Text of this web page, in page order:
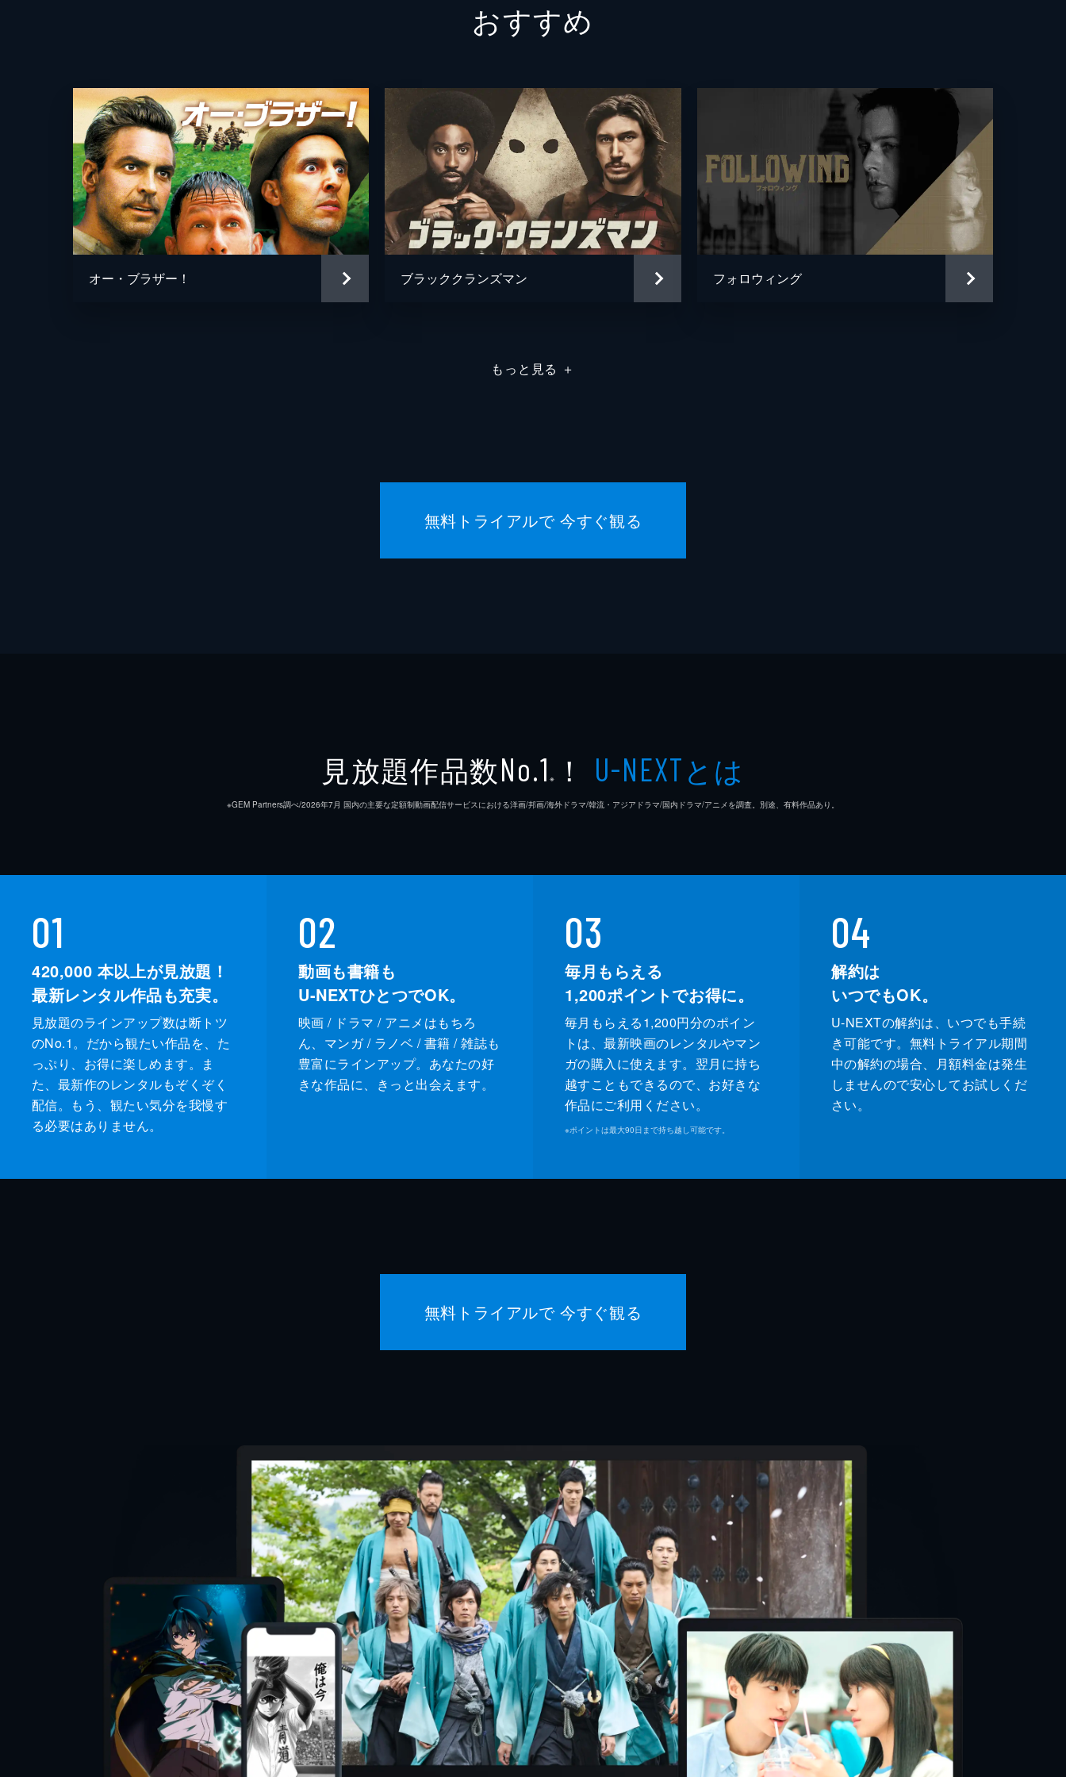
製作
ロバート・エガース
ロウレンソ・サンターナ
おすすめ
オー・ブラザー！ ブラッククランズマン フォロウィング
もっと見る ＋
無料トライアルで 今すぐ観る
見放題作品数No.1 ※ ！ U-NEXTとは
※GEM Partners調べ/2026年7⽉ 国内の主要な定額制動画配信サービスにおける洋画/邦画/海外ドラマ/韓流・アジアドラマ/国内ドラマ/アニメを調査。別途、有料作品あり。
01
420,000 本以上が見放題！
最新レンタル作品も充実。
見放題のラインアップ数は断トツ
のNo.1。だから観たい作品を、た
っぷり、お得に楽しめます。ま
た、最新作のレンタルもぞくぞく
配信。もう、観たい気分を我慢す
る必要はありません。
02
動画も書籍も
U-NEXTひとつでOK。
映画 / ドラマ / アニメはもちろ
ん、マンガ / ラノベ / 書籍 / 雑誌も
豊富にラインアップ。あなたの好
きな作品に、きっと出会えます。
03
毎月もらえる
1,200ポイントでお得に。
毎月もらえる1,200円分のポイン
トは、最新映画のレンタルやマン
ガの購入に使えます。翌月に持ち
越すこともできるので、お好きな
作品にご利用ください。
※ポイントは最大90日まで持ち越し可能です。
04
解約は
いつでもOK。
U-NEXTの解約は、いつでも手続
き可能です。無料トライアル期間
中の解約の場合、月額料金は発生
しませんので安心してお試しくだ
さい。
無料トライアルで 今すぐ観る